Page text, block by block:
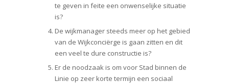
te geven in feite een onwenselijke situatie
is?
De wijkmanager steeds meer op het gebied
van de Wijkconciërge is gaan zitten en dit
een veel te dure constructie is?
Er de noodzaak is om voor Stad binnen de
Linie op zeer korte termijn een sociaal